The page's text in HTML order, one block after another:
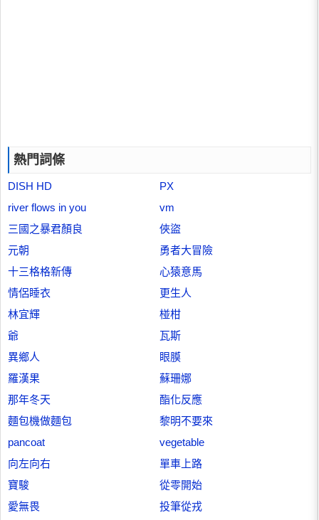
熱門詞條
DISH HD
PX
river flows in you
vm
三國之暴君顏良
俠盜
元朝
勇者大冒險
十三格格新傳
心猿意馬
情侶睡衣
更生人
林宜輝
椪柑
爺
瓦斯
異鄉人
眼膜
羅漢果
蘇珊娜
那年冬天
酯化反應
麵包機做麵包
黎明不要來
pancoat
vegetable
向左向右
單車上路
寶駿
從零開始
愛無畏
投筆從戎